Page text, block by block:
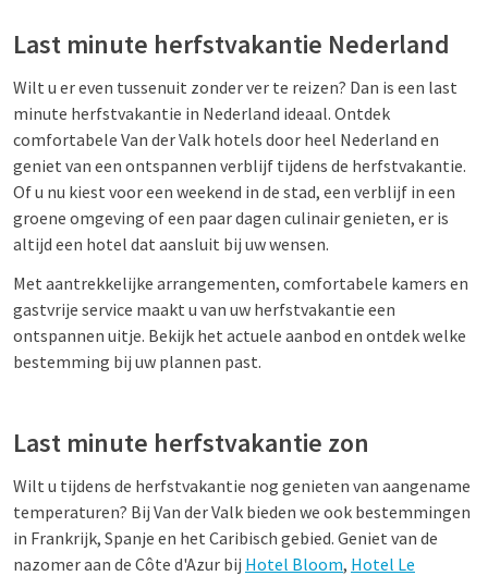
Last minute herfstvakantie Nederland
Wilt u er even tussenuit zonder ver te reizen? Dan is een last
minute herfstvakantie in Nederland ideaal. Ontdek
comfortabele Van der Valk hotels door heel Nederland en
geniet van een ontspannen verblijf tijdens de herfstvakantie.
Of u nu kiest voor een weekend in de stad, een verblijf in een
groene omgeving of een paar dagen culinair genieten, er is
altijd een hotel dat aansluit bij uw wensen.
Met aantrekkelijke arrangementen, comfortabele kamers en
gastvrije service maakt u van uw herfstvakantie een
ontspannen uitje. Bekijk het actuele aanbod en ontdek welke
bestemming bij uw plannen past.
Last minute herfstvakantie zon
Wilt u tijdens de herfstvakantie nog genieten van aangename
temperaturen? Bij Van der Valk bieden we ook bestemmingen
in Frankrijk, Spanje en het Caribisch gebied. Geniet van de
nazomer aan de Côte d'Azur bij Hotel Bloom, Hotel Le